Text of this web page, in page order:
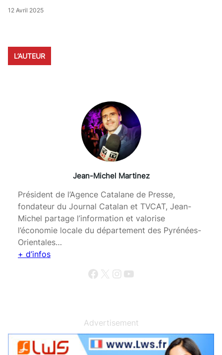
12 Avril 2025
L’AUTEUR
Jean-Michel Martinez
Président de l’Agence Catalane de Presse,
fondateur du Journal Catalan et TVCAT, Jean-
Michel partage l’information et valorise
l’économie locale du département des Pyrénées-
Orientales…
+ d’infos
Facebook X Instagram YouTube
Advertisement